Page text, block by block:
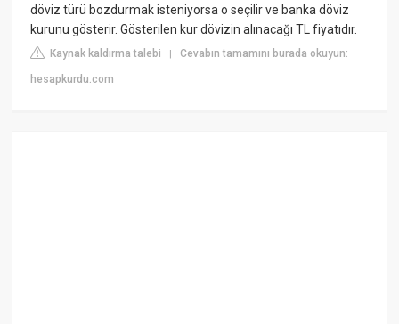
döviz türü bozdurmak isteniyorsa o seçilir ve banka döviz
kurunu gösterir. Gösterilen kur dövizin alınacağı TL fiyatıdır.
Kaynak kaldırma talebi |Cevabın tamamını burada okuyun:
hesapkurdu.com